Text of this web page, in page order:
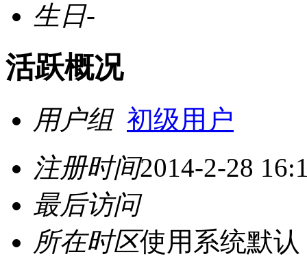
生日-
活跃概况
用户组 初级用户
注册时间2014-2-28
最后访问
所在时区使用系统默认